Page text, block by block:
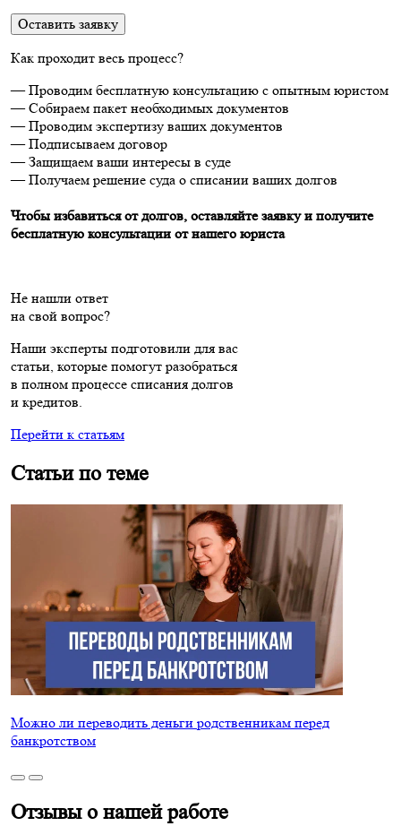
Оставить заявку
Как проходит весь процесс?
— Проводим бесплатную консультацию с опытным юристом
— Собираем пакет необходимых документов
— Проводим экспертизу ваших документов
— Подписываем договор
— Защищаем ваши интересы в суде
— Получаем решение суда о списании ваших долгов
Чтобы избавиться от долгов, оставляйте заявку и получите
бесплатную консультации от нашего юриста
Не нашли ответ
на свой вопрос?
Наши эксперты подготовили для вас
статьи, которые помогут разобраться
в полном процессе списания долгов
и кредитов.
Перейти к статьям
Статьи по теме
Можно ли переводить деньги родственникам перед
банкротством
Отзывы о нашей работе